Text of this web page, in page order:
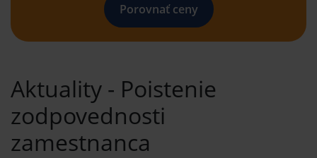
Porovnať ceny
Aktuality - Poistenie
zodpovednosti
zamestnanca